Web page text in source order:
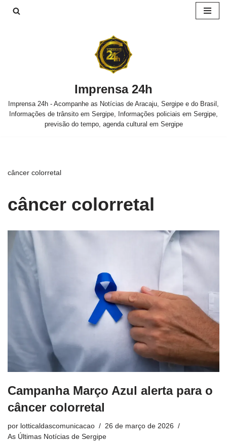
Imprensa 24h
Imprensa 24h - Acompanhe as Notícias de Aracaju, Sergipe e do Brasil,
Informações de trânsito em Sergipe, Informações policiais em Sergipe,
previsão do tempo, agenda cultural em Sergipe
câncer colorretal
câncer colorretal
Campanha Março Azul alerta para o
câncer colorretal
por lotticaldascomunicacao
26 de março de 2026
As Últimas Notícias de Sergipe